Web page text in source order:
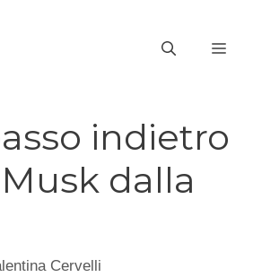
indietro
dalla
Cervelli